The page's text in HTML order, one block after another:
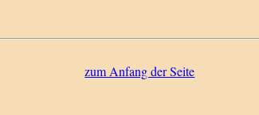
zum Anfang der Seite